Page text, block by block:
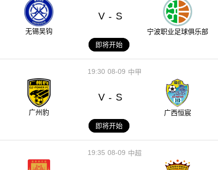
无锡吴钩
V - S
宁波职业足球俱乐部
即将开始
08-09
19:30 中甲
广州豹
V - S
广西恒宸
即将开始
08-09
19:35 中超